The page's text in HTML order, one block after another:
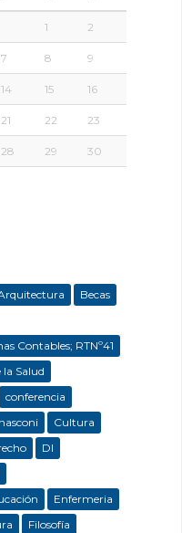
1 2
7 8 9
14 15 16
21 22 23
28 29 30
Becas
Contables; RTNº41
la Salud
conferencia
Cultura
DI
Enfermeria
Filosofía